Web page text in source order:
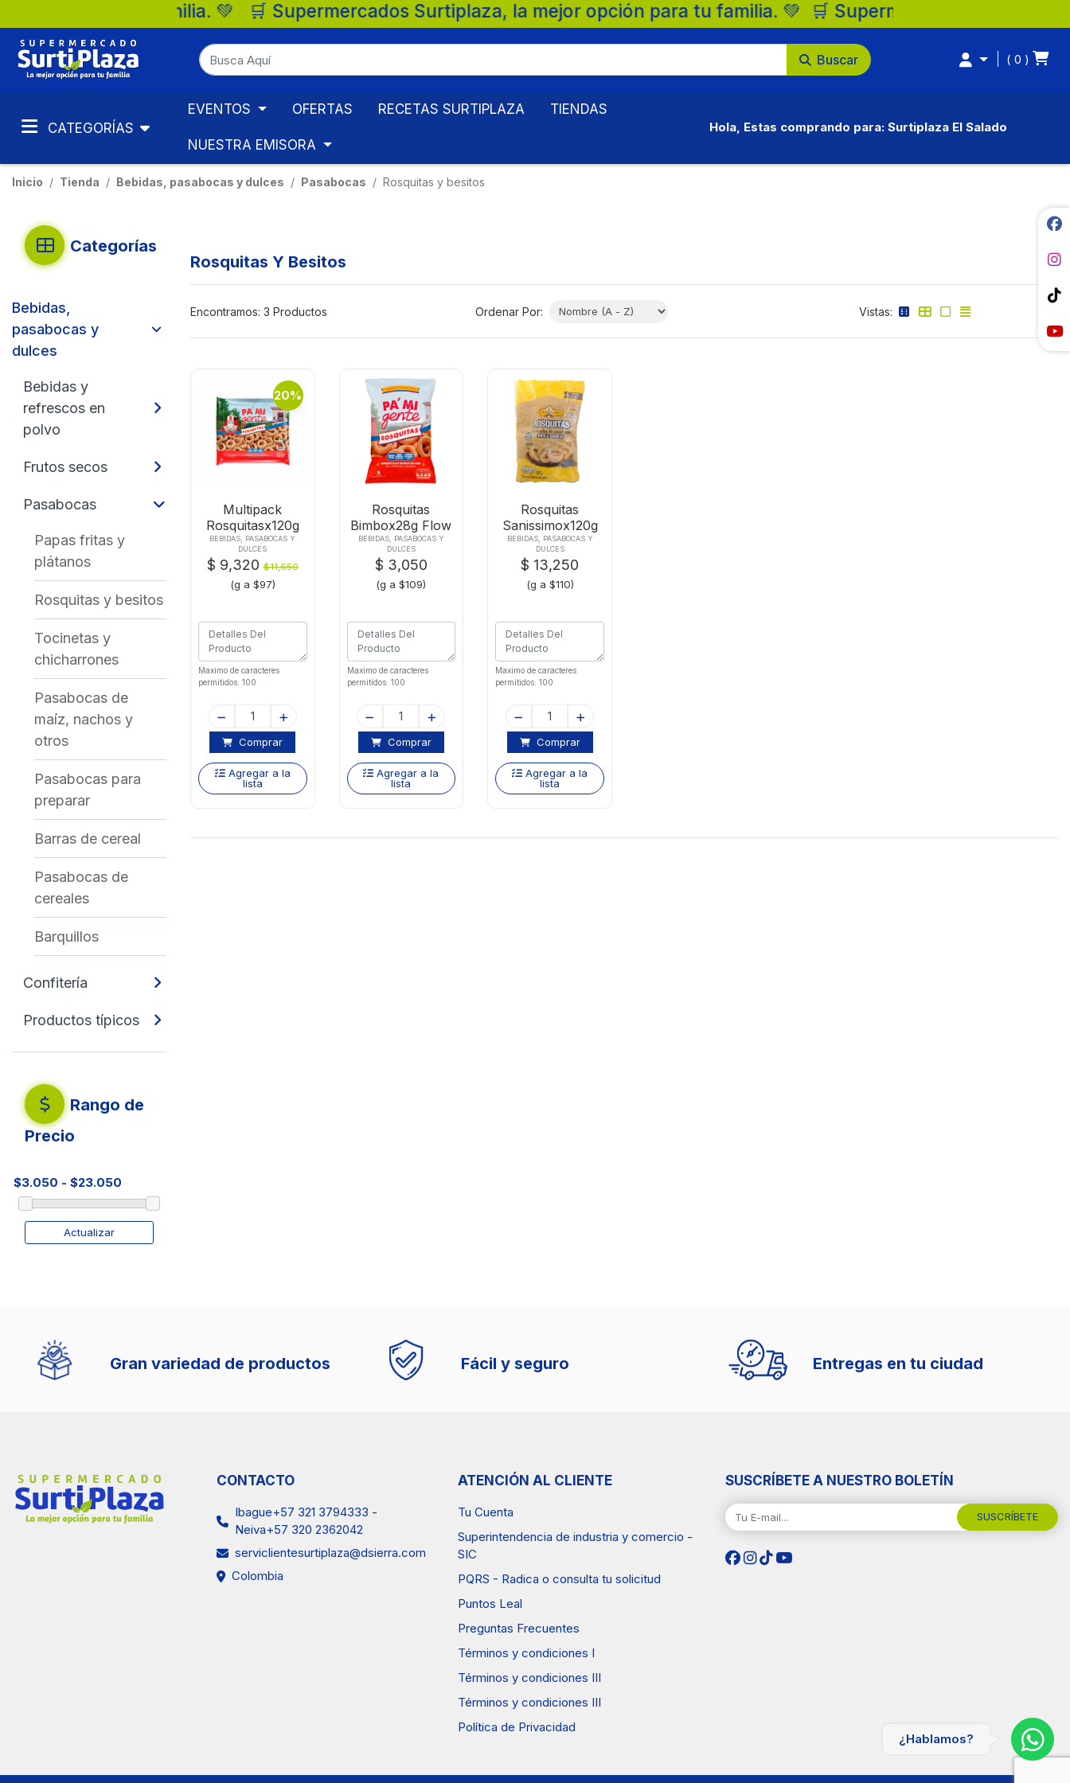
tu familia. 💚 🛒 Supermercados Surtiplaza, la mejor opción para tu familia. 💚 🛒 Supermercados Surtiplaza, la
Buscar 0
CATEGORÍAS
EVENTOS OFERTAS RECETAS SURTIPLAZA TIENDAS
NUESTRA EMISORA
Hola, Estas comprando para: Surtiplaza El Salado
Inicio Tienda Bebidas, pasabocas y dulces Pasabocas Rosquitas y besitos
Categorías
Bebidas,
pasabocas y
dulces
Bebidas y
refrescos en
polvo
Frutos secos
Pasabocas
Papas fritas y
plátanos
Rosquitas y besitos
Tocinetas y
chicharrones
Pasabocas de
maíz, nachos y
otros
Pasabocas para
preparar
Barras de cereal
Pasabocas de
cereales
Barquillos
Confitería
Productos típicos
Rango de
Precio
Actualizar
Rosquitas Y Besitos
Encontramos: 3 Productos Ordenar Por: Vistas:
20%
Multipack
Rosquitasx120g
BEBIDAS, PASABOCAS Y
DULCES
$ 9,320$11,650
(g a $97)
Maximo de caracteres
permitidos: 100
Comprar
Agregar a la
lista
Rosquitas
Bimbox28g Flow
Pam
BEBIDAS, PASABOCAS Y
DULCES
$ 3,050
(g a $109)
Maximo de caracteres
permitidos: 100
Comprar
Agregar a la
lista
Rosquitas
Sanissimox120g
Bol
BEBIDAS, PASABOCAS Y
DULCES
$ 13,250
(g a $110)
Maximo de caracteres
permitidos: 100
Comprar
Agregar a la
lista
Gran variedad de productos Fácil y seguro Entregas en tu ciudad
CONTACTO
Ibague+57 321 3794333 -
Neiva+57 320 2362042
serviclientesurtiplaza@dsierra.com
Colombia
ATENCIÓN AL CLIENTE
Tu Cuenta
Superintendencia de industria y comercio -
SIC
PQRS - Radica o consulta tu solicitud
Puntos Leal
Preguntas Frecuentes
Términos y condiciones I
Términos y condiciones III
Términos y condiciones III
Política de Privacidad
SUSCRÍBETE A NUESTRO BOLETÍN
SUSCRÍBETE
¿Hablamos?